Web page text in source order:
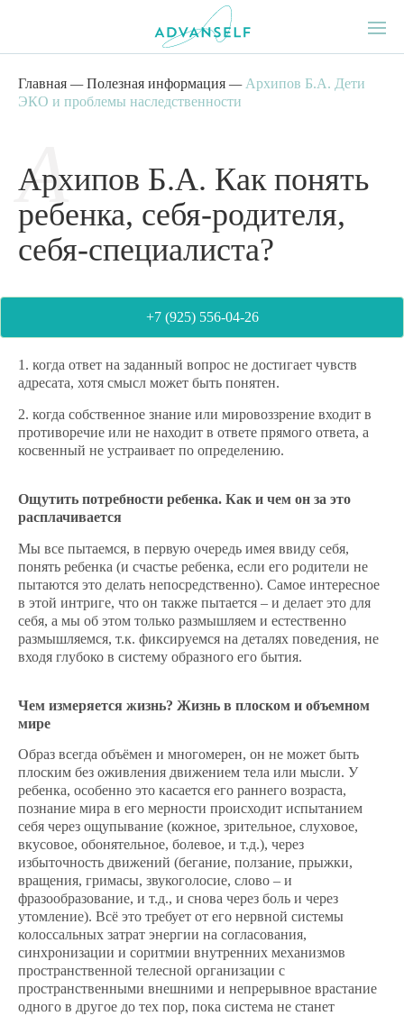
Главная — Полезная информация — Архипов Б.А. Дети
ЭКО и проблемы наследственности
Архипов Б.А. Как понять
ребенка, себя-родителя,
себя-специалиста?
+7 (925) 556-04-26
1. когда ответ на заданный вопрос не достигает чувств
адресата, хотя смысл может быть понятен.
2. когда собственное знание или мировоззрение входит в
противоречие или не находит в ответе прямого ответа, а
косвенный не устраивает по определению.
Ощутить потребности ребенка. Как и чем он за это
расплачивается
Мы все пытаемся, в первую очередь имея ввиду себя,
понять ребенка (и счастье ребенка, если его родители не
пытаются это делать непосредственно). Самое интересное
в этой интриге, что он также пытается – и делает это для
себя, а мы об этом только размышляем и естественно
размышляемся, т.к. фиксируемся на деталях поведения, не
входя глубоко в систему образного его бытия.
Чем измеряется жизнь? Жизнь в плоском и объемном
мире
Образ всегда объёмен и многомерен, он не может быть
плоским без оживления движением тела или мысли. У
ребенка, особенно это касается его раннего возраста,
познание мира в его мерности происходит испытанием
себя через ощупывание (кожное, зрительное, слуховое,
вкусовое, обонятельное, болевое, и т.д.), через
избыточность движений (бегание, ползание, прыжки,
вращения, гримасы, звукоголосие, слово – и
фразообразование, и т.д., и снова через боль и через
утомление). Всё это требует от его нервной системы
колоссальных затрат энергии на согласования,
синхронизации и соритмии внутренних механизмов
пространственной телесной организации с
пространственными внешними и непрерывное врастание
одного в другое до тех пор, пока система не станет